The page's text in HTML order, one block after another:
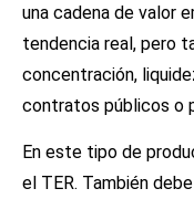
una cadena de valor
tendencia real, pero
concentración,
contratos públicos o
En este tipo de
el TER. También